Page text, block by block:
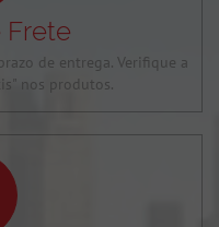
Frete
de entrega. Verifique a
nos produtos.